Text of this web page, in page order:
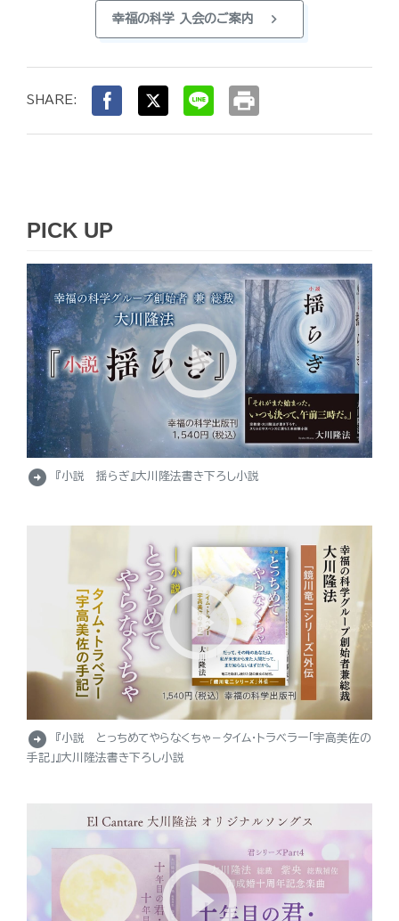
幸福の科学 入会のご案内 chevron_right
SHARE: print
PICK UP
arrow_circle_right 『小説 揺らぎ』大川隆法書き下ろし小説
arrow_circle_right
『小説 とっちめてやらなくちゃ－タイム・トラベラー「宇高美佐の
手記」』大川隆法書き下ろし小説